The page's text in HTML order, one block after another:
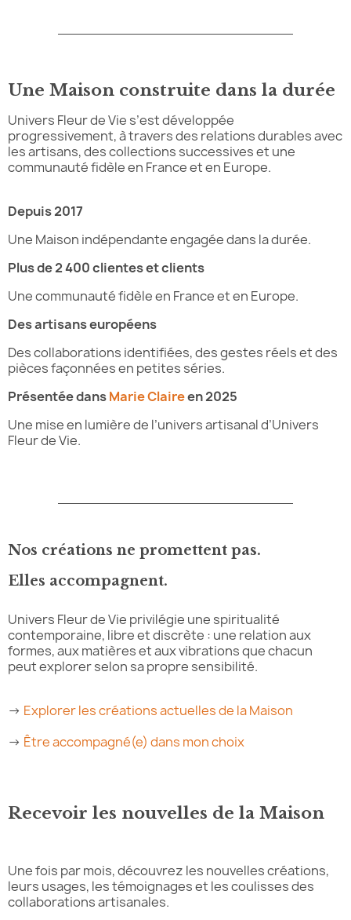
Une Maison construite dans la durée
Univers Fleur de Vie s’est développée
progressivement, à travers des relations durables avec
les artisans, des collections successives et une
communauté fidèle en France et en Europe.
Depuis 2017
Une Maison indépendante engagée dans la durée.
Plus de 2 400 clientes et clients
Une communauté fidèle en France et en Europe.
Des artisans européens
Des collaborations identifiées, des gestes réels et des
pièces façonnées en petites séries.
Présentée dansMarie Claireen 2025
Une mise en lumière de l’univers artisanal d’Univers
Fleur de Vie.
Nos créations ne promettent pas.
Elles accompagnent.
Univers Fleur de Vie privilégie une spiritualité
contemporaine, libre et discrète : une relation aux
formes, aux matières et aux vibrations que chacun
peut explorer selon sa propre sensibilité.
→ Explorer les créations actuelles de la Maison
→ Être accompagné(e) dans mon choix
Recevoir les nouvelles de la Maison
Une fois par mois, découvrez les nouvelles créations,
leurs usages, les témoignages et les coulisses des
collaborations artisanales.